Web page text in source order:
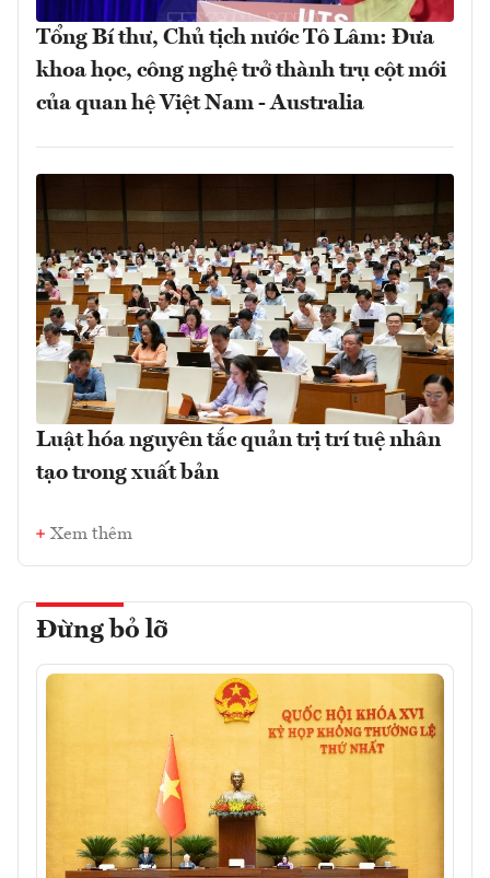
Tổng Bí thư, Chủ tịch nước Tô Lâm: Đưa
khoa học, công nghệ trở thành trụ cột mới
của quan hệ Việt Nam - Australia
Luật hóa nguyên tắc quản trị trí tuệ nhân
tạo trong xuất bản
Xem thêm
Đừng bỏ lỡ